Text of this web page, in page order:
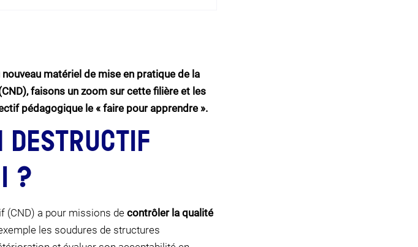
matériel de mise en pratique de la
faisons un zoom sur cette filière et les
pédagogique le « faire pour apprendre ».
DESTRUCTIF
?
(CND) a pour missions de contrôler la qualité
les soudures de structures